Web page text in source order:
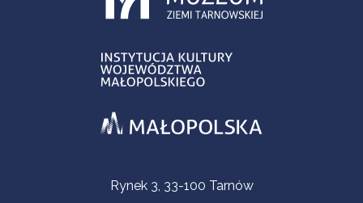
Informacje kontaktoweRynek 3, 33-100 Tarnów